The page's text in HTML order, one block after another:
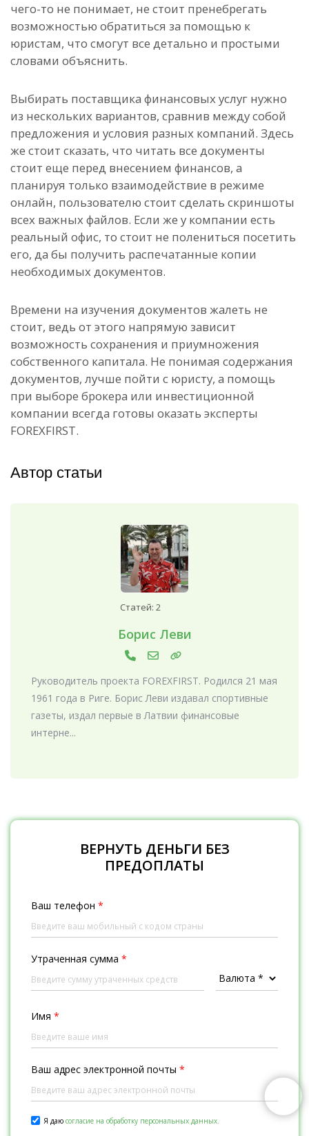
чего-то не понимает, не стоит пренебрегать
возможностью обратиться за помощью к
юристам, что смогут все детально и простыми
словами объяснить.
Выбирать поставщика финансовых услуг нужно
из нескольких вариантов, сравнив между собой
предложения и условия разных компаний. Здесь
же стоит сказать, что читать все документы
стоит еще перед внесением финансов, а
планируя только взаимодействие в режиме
онлайн, пользователю стоит сделать скриншоты
всех важных файлов. Если же у компании есть
реальный офис, то стоит не полениться посетить
его, да бы получить распечатанные копии
необходимых документов.
Времени на изучения документов жалеть не
стоит, ведь от этого напрямую зависит
возможность сохранения и приумножения
собственного капитала. Не понимая содержания
документов, лучше пойти с юристу, а помощь
при выборе брокера или инвестиционной
компании всегда готовы оказать эксперты
FOREXFIRST.
Автор статьи
Статей: 2
Борис Леви
Руководитель проекта FOREXFIRST. Родился 21 мая
1961 года в Риге. Борис Леви издавал спортивные
газеты, издал первые в Латвии финансовые
интерне...
ВЕРНУТЬ ДЕНЬГИ БЕЗ
ПРЕДОПЛАТЫ
Ваш телефон *
Утраченная сумма *
Имя *
Ваш адрес электронной почты *
Я даю согласие на обработку персональных данных.